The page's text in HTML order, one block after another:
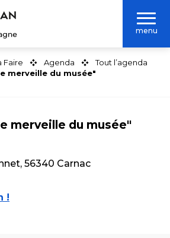
menu
Faire Agenda
Tout l’agenda
merveille du musée"
merveille du musée"
56340 Carnac
!
aux favoris